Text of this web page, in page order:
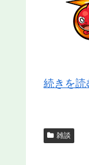
続きを読
雑談